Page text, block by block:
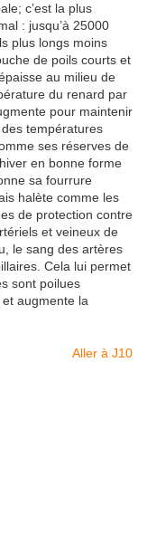
c’est la plus
: jusqu’à 25000
plus longs moins
de poils courts et
au milieu de
du renard par
pour maintenir
températures
ses réserves de
en bonne forme
sa fourrure
halète comme les
de protection contre
et veineux de
le sang des artères
Cela lui permet
sont poilues
et augmente la
Aller à J10